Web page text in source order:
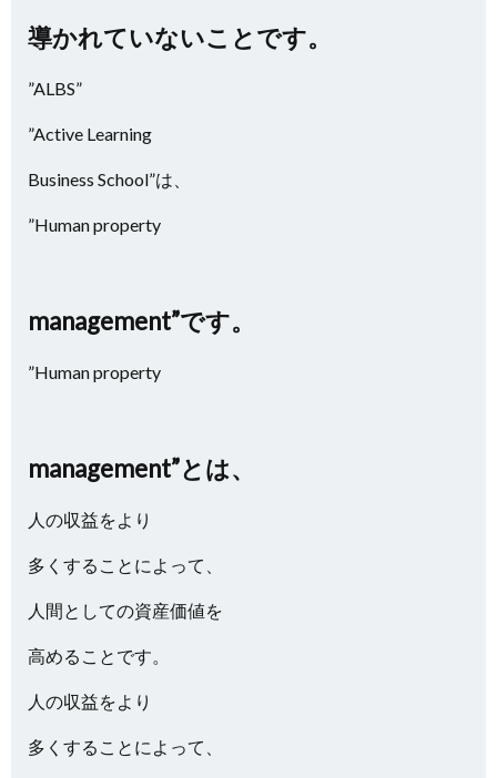
導かれていないことです。
”ALBS”
”Active Learning
Business School”は、
”Human property
management”です。
”Human property
management”とは、
人の収益をより
多くすることによって、
人間としての資産価値を
高めることです。
人の収益をより
多くすることによって、